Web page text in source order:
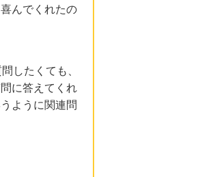
んでくれたの
したくても、
に答えてくれ
ように関連問